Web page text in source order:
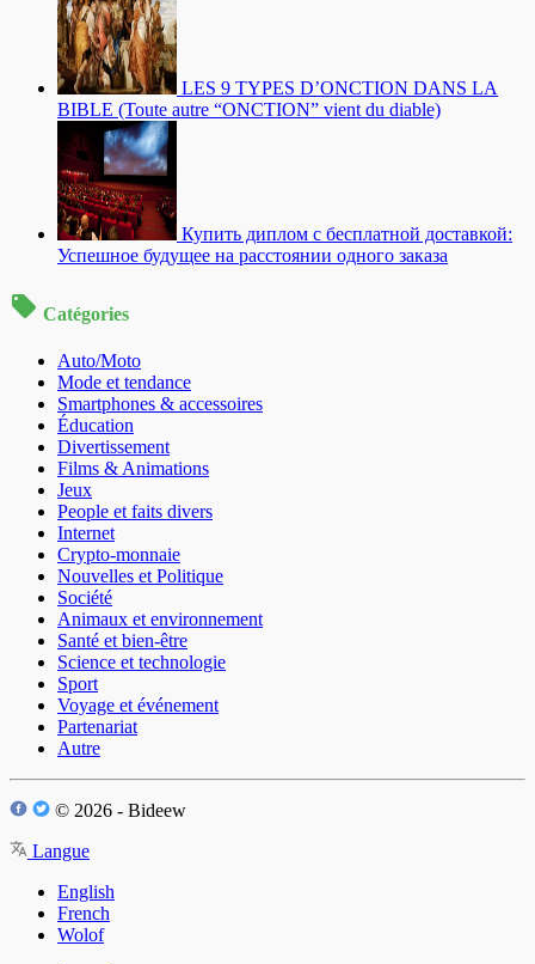
LES 9 TYPES D’ONCTION DANS LA
BIBLE (Toute autre “ONCTION” vient du diable)
Купить диплом с бесплатной доставкой:
Успешное будущее на расстоянии одного заказа
Catégories
Auto/Moto
Mode et tendance
Smartphones & accessoires
Éducation
Divertissement
Films & Animations
Jeux
People et faits divers
Internet
Crypto-monnaie
Nouvelles et Politique
Société
Animaux et environnement
Santé et bien-être
Science et technologie
Sport
Voyage et événement
Partenariat
Autre
© 2026 - Bideew
Langue
English
French
Wolof